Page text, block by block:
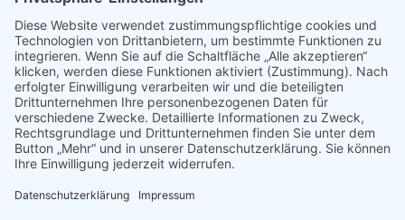
Stoffe und mehr
Hauptstraße 31
88512 Mengen
Fon 07572 8279
Fax 07572 714601
E-Mail: info@mf-stoffe.de
Unsere Öffnungszeiten
Montag: 9 - 12:15 Uhr
Mittwoch: geschlossen